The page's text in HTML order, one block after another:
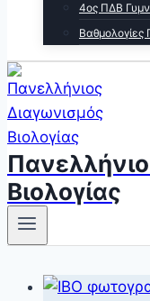
4ος ΠΔΒ
Βαθμολογίες
Βιολογίας